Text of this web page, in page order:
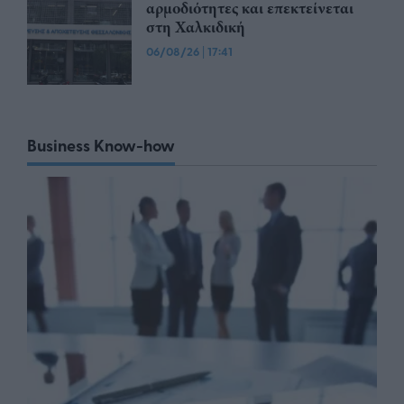
αρμοδιότητες και επεκτείνεται
στη Χαλκιδική
06/08/26 | 17:41
Business Know-how